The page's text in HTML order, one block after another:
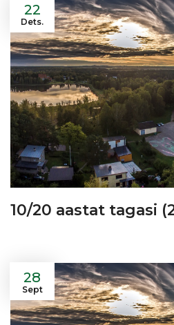
22
Dets.
10/20 aastat tagasi
28
Sept